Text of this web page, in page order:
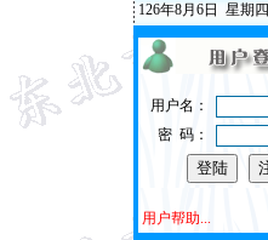
126年8月6日 星期四
用户名：
密 码：
用户帮助...